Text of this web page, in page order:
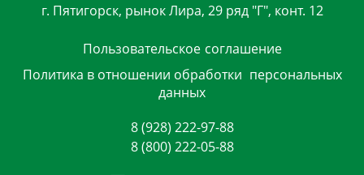
г. Пятигорск, рынок Лира, 29 ряд "Г", конт. 12
Пользовательское соглашение
Политика в отношении обработки персональных
данных
8 (928) 222-97-88
8 (800) 222-05-88